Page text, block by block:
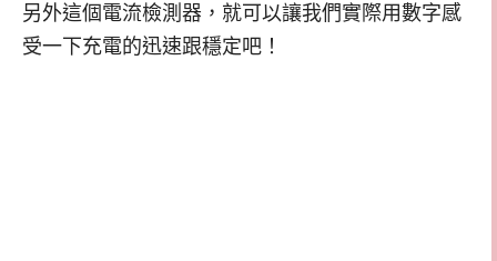
另外這個電流檢測器，就可以讓我們實際用數字感
受一下充電的迅速跟穩定吧！